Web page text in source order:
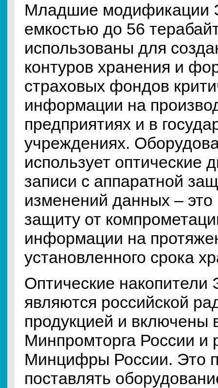
Младшие
емкостью до 56
использованы для
контуров хранения и
страховых фондов
информации на
предприятиях и в
учреждениях.
использует оптические
записи с аппаратной
изменений данных – это
защиту от
информации на
установленного срока
Оптические
являются российской
продукцией и включены
Минпромторга России и
Минцифры России. Это
поставлять